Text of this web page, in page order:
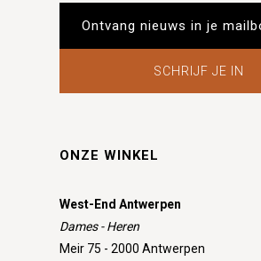
SCHRIJF JE IN
ONZE WINKEL
West-End Antwerpen
Dames - Heren
Meir 75 - 2000 Antwerpen